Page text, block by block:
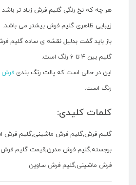
هر چه که نخ رنگی گلیم فرش زیاد تر
زیبایی ظاهری گلیم فرش بیشتر می باشد.
باز باید گفت بدلیل نقشه ی ساده گلیم
گلیم بین ۴ تا ۶ رنگ است.
این در حالی است که پالت رنگ بندی فرش
رنگ است.
کلمات کلیدی:
گلیم فرش,گلیم فرش ماشینی,گلیم فرش
برجسته,گلیم فرش مدرن,قیمت گلیم فرش
فرش ماشینی,گلیم فرش ساوین